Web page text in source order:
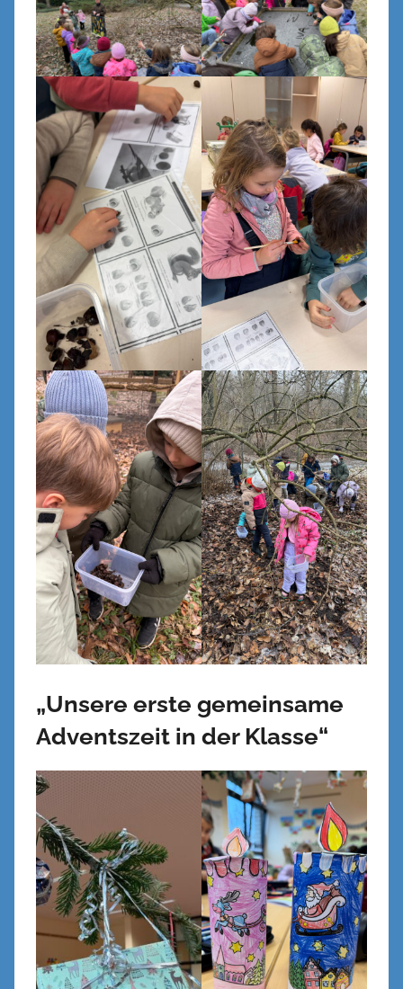
„Unsere erste gemeinsame
Adventszeit in der Klasse“